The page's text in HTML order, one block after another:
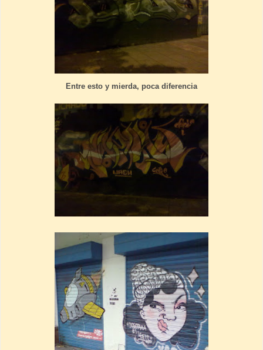
Entre esto y mierda, poca diferencia